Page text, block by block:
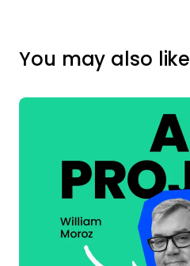
You may also like